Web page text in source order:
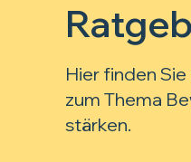
Hier finden
zum Thema
stärken.